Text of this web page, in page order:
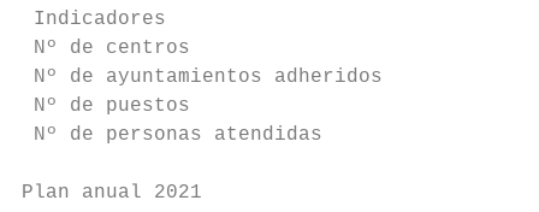
Indicadores
Nº de centros
Nº de ayuntamientos adheridos
Nº de puestos
Nº de personas atendidas
Plan anual 2021